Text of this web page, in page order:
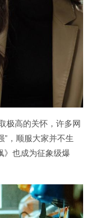
极高的关怀，许多网
”，顺服大家并不生
》也成为征象级爆